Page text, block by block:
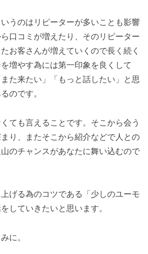
うのはリピーターが多いことも影響
口コミが増えたり、そのリピーター
お客さんが増えていくので長く続く
増やす為には第一印象を良くして
また来たい」「もっと話したい」と思
のです。
ても言えることです。そこから会う
り、またそこから紹介などで人との
のチャンスがあなたに舞い込むので
げる為のコツである「少しのユーモ
していきたいと思います。
に。